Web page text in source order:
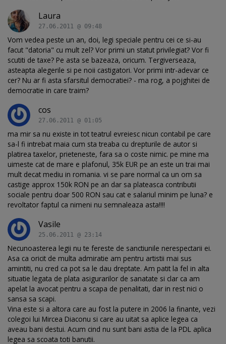
Laura
27.06.2011 @ 09:48
Vom vedea peste un an, doi, legi speciale pentru cei ce si-au
facut "datoria" cu mult zel? Vor primi un statut privilegiat? Vor fi
scutiti de taxe? Pe asta se bazeaza, oricum. Tergiverseaza,
asteapta alegerile si pe noii castigatori. Vor primi intr-adevar ce
cer? Nu ar fi asta sfarsitul democratiei? - ma rog, a pojghitei de
democratie in care traim?
cos
27.06.2011 @ 01:05
ma mir sa nu existe in tot teatrul evreiesc nicun contabil pe care
sa-l fi intrebat maia cum sta treaba cu drepturile de autor si
platirea taxelor, prieteneste, fara sa o coste nimic. pe mine ma
uimeste cat de mare e plafonul, 35k EUR pe an este un trai mai
mult decat mediu in romania. vi se pare normal ca un om sa
castige approx 150k RON pe an dar sa plateasca contributii
sociale pentru doar 500 RON sau cat e salariul minim pe luna? e
revoltator faptul ca nimeni nu semnaleaza asta!!!!
Vasile
25.06.2011 @ 23:14
Necunoasterea legii nu te fereste de sanctiunile nerespectarii ei.
Asa ca oricit de multa admiratie am pentru artistii mai sus
amintiti, nu cred ca pot sa le dau dreptate. Am patit la fel in alta
situatie legata de plata asigurarilor de sanatate si clar ca am
apelat la avocat pentru a scapa de penalitati, dar in rest nici o
sansa sa scapi.
Vina este si a altora care au fost la putere in 2006 la finante, vezi
colegoi lui Mircea Diaconu si care au uitat sa aplice legea ca
aveau bani destui. Acum cind nu sunt bani astia de la PDL aplica
legea sa scoata toti banutii.